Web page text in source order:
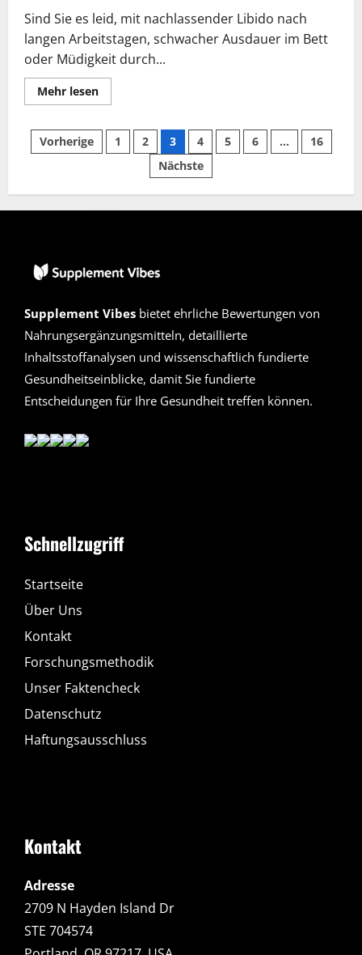
Sind Sie es leid, mit nachlassender Libido nach
langen Arbeitstagen, schwacher Ausdauer im Bett
oder Müdigkeit durch...
Mehr lesenLesen
Sie
ExtenZe
Erfahrungen
2026
Bewertungen,
Preis
Potenz-
Seitennummerierung
Beiträge
Vorherige 1 2 3 4 5 6 …
16
Nächste
Supplement Vibes bietet ehrliche Bewertungen von
Nahrungsergänzungsmitteln, detaillierte
Inhaltsstoffanalysen und wissenschaftlich fundierte
Gesundheitseinblicke, damit Sie fundierte
Entscheidungen für Ihre Gesundheit treffen können.
Schnellzugriff
Startseite
Über Uns
Kontakt
Forschungsmethodik
Unser Faktencheck
Datenschutz
Haftungsausschluss
Kontakt
Adresse
2709 N Hayden Island Dr
STE 704574